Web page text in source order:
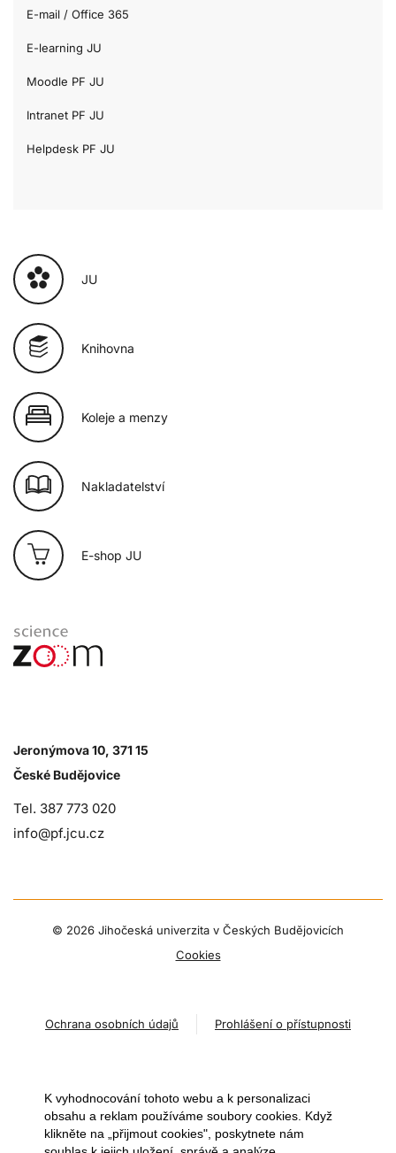
E-mail / Office 365
E-learning JU
Moodle PF JU
Intranet PF JU
Helpdesk PF JU
JU
Knihovna
Koleje a menzy
Nakladatelství
E-shop JU
Jeronýmova 10, 371 15
České Budějovice
Tel. 387 773 020
info@pf.jcu.cz
© 2026 Jihočeská univerzita v Českých Budějovicích
Cookies
Ochrana osobních údajů Prohlášení o přístupnosti
K vyhodnocování tohoto webu a k personalizaci
obsahu a reklam používáme soubory cookies. Když
klikněte na „přijmout cookies", poskytnete nám